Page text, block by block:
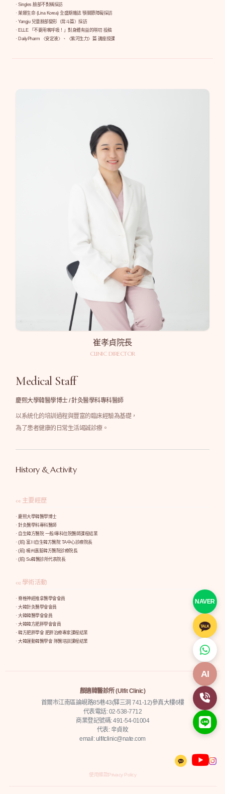
· Singles 臉部不對稱採訪
· 萊娜生命 (Lina Korea) 全盛期雜誌 顎關節障礙採訪
· Yangju 兒童臉部變形（戽斗篇）採訪
· ELLE 「不要用嘴呼吸！」對身體有益的嘮叨 投稿
· DailyPharm 〈安定液〉、〈紫河生力〉篇 講座授課
崔孝貞院長
CLINIC DIRECTOR
Medical Staff
慶熙大學韓醫學博士 / 針灸醫學科專科醫師
以系統化的培訓過程與豐富的臨床經驗為基礎，
為了患者健康的日常生活竭誠診療。
History & Activity
01 主要經歷
· 慶熙大學韓醫學博士
· 針灸醫學科專科醫師
· 自生韓方醫院 一般/專科住院醫師課程結業
· (前) 富川自生韓方醫院 TA中心診療院長
· (前) 楊州嘉藍韓方醫院診療院長
· (前) Su韓醫診所代表院長
02 學術活動
· 脊椎神經推拿醫學會會員
· 大韓針灸醫學會會員
· 大韓韓醫學會會員
· 大韓韓方肥胖學會會員
· 韓方肥胖學會 肥胖治療專家課程結業
· 大韓運動韓醫學會 隊醫培訓課程結業
顏適韓醫診所 (Ulfit Clinic)
首爾市江南區論峴路85巷43(驛三洞 741-12)參真大樓6樓
代表電話: 02-538-7712
商業登記號碼: 491-54-01004
代表: 辛貞旼
email: ulfitclinic@nate.com
使用條款Privacy Policy
NAVER
AI